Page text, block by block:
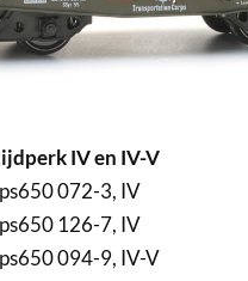
IV en IV-V
072-3, IV
126-7, IV
094-9, IV-V